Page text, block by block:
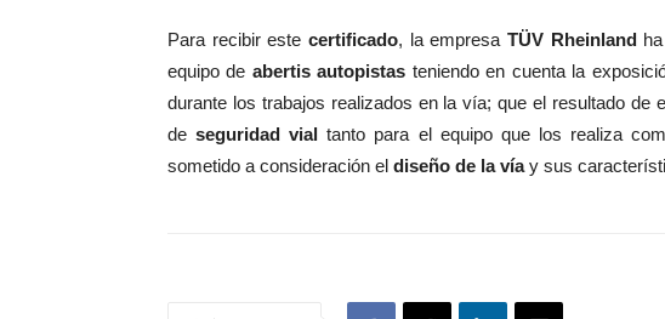
Para recibir este certificado, la empresa TÜV Rheinlandha
equipo de abertis autopistas teniendo en cuenta la
durante los trabajos realizados en la vía; que el resultado de
deseguridad vial tanto para el equipo que los realiza
sometido a consideración el diseño de la víay sus